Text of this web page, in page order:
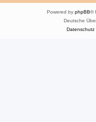
Powered by phpBB®
Deutsche
Datenschutz